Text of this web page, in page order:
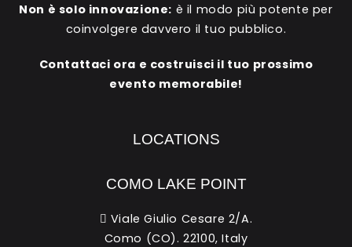
Non è solo innovazione: è il modo più potente per
coinvolgere davvero il tuo pubblico.
Contattaci ora e costruisci il tuo prossimo
evento memorabile!
LOCATIONS
COMO LAKE POINT
Viale Giulio Cesare 2/A.
Como (CO). 22100, Italy